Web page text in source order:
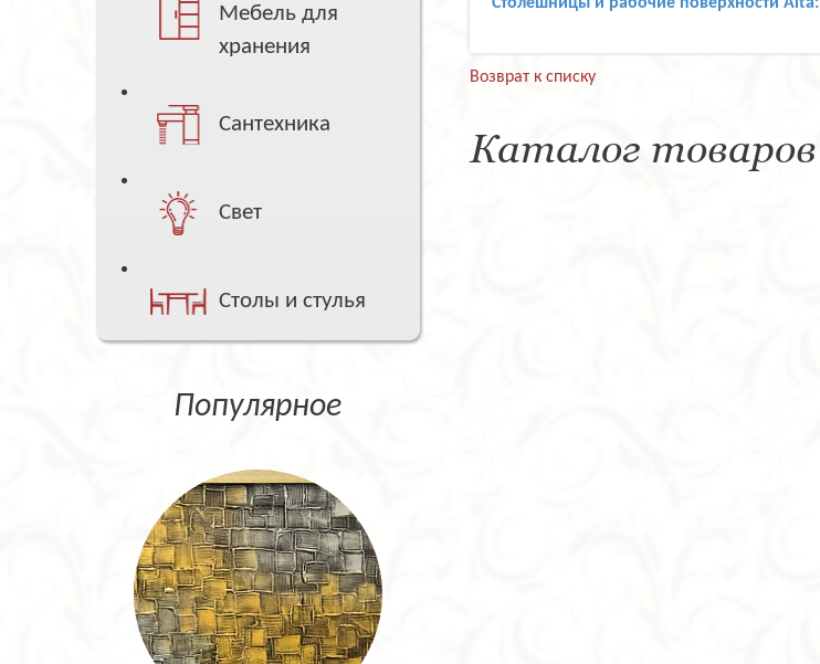
Мебель для
хранения
Сантехника
Свет
Столы и стулья
Популярное
Столешницы и рабочие поверхности Alta:
Возврат к списку
Каталог товаров